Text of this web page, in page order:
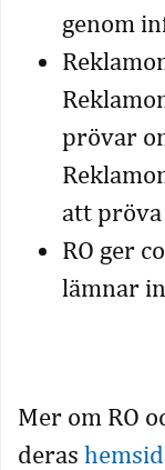
genom
prövar
att
RO ger
lämnar
Mer om RO
deras